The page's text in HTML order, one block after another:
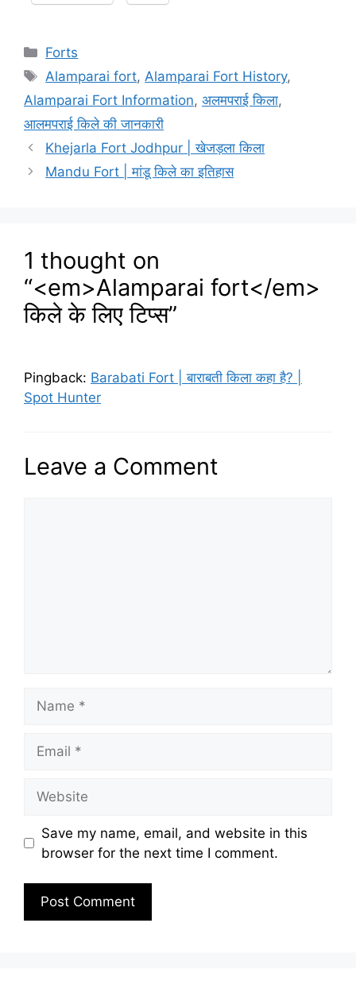
Categories
Forts
Tags
Alamparai fort,Alamparai Fort History,
Alamparai Fort Information, अलमपराई किला,
आलमपराई किले की जानकारी
Khejarla Fort Jodhpur | खेजड़ला किला
Mandu Fort | मांडू किले का इतिहास
1 thought on
“<em>Alamparai fort</em>
किले के लिए टिप्स”
Pingback: Barabati Fort | बाराबती किला कहा है? |
Spot Hunter
Leave a Comment
Save my name, email, and website in this
browser for the next time I comment.